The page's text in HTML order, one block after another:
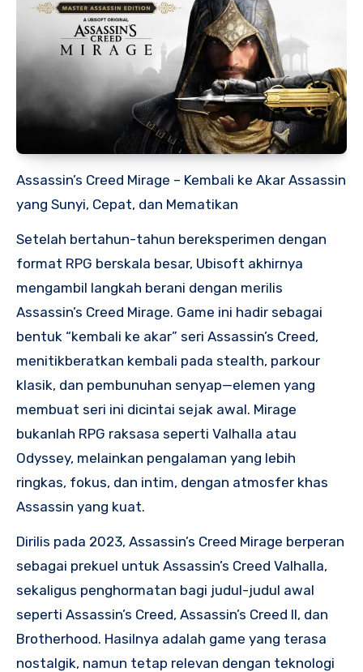
Assassin’s Creed Mirage – Kembali ke Akar Assassin
yang Sunyi, Cepat, dan Mematikan
Setelah bertahun-tahun bereksperimen dengan
format RPG berskala besar, Ubisoft akhirnya
mengambil langkah berani dengan merilis
Assassin’s Creed Mirage. Game ini hadir sebagai
bentuk “kembali ke akar” seri Assassin’s Creed,
menitikberatkan kembali pada stealth, parkour
klasik, dan pembunuhan senyap—elemen yang
membuat seri ini dicintai sejak awal. Mirage
bukanlah RPG raksasa seperti Valhalla atau
Odyssey, melainkan pengalaman yang lebih
ringkas, fokus, dan intim, dengan atmosfer khas
Assassin yang kuat.
Dirilis pada 2023, Assassin’s Creed Mirage berperan
sebagai prekuel untuk Assassin’s Creed Valhalla,
sekaligus penghormatan bagi judul-judul awal
seperti Assassin’s Creed, Assassin’s Creed II, dan
Brotherhood. Hasilnya adalah game yang terasa
nostalgik, namun tetap relevan dengan teknologi